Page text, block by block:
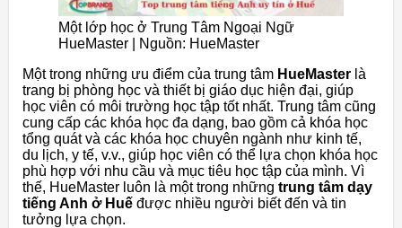
Một lớp học ở Trung Tâm Ngoại Ngữ
HueMaster | Nguồn: HueMaster
Một trong những ưu điểm của trung tâm HueMaster là
trang bị phòng học và thiết bị giáo dục hiện đại, giúp
học viên có môi trường học tập tốt nhất. Trung tâm cũng
cung cấp các khóa học đa dạng, bao gồm cả khóa học
tổng quát và các khóa học chuyên ngành như kinh tế,
du lịch, y tế, v.v., giúp học viên có thể lựa chọn khóa học
phù hợp với nhu cầu và mục tiêu học tập của mình. Vì
thế, HueMaster luôn là một trong những trung tâm dạy
tiếng Anh ở Huế được nhiều người biết đến và tin
tưởng lựa chọn.